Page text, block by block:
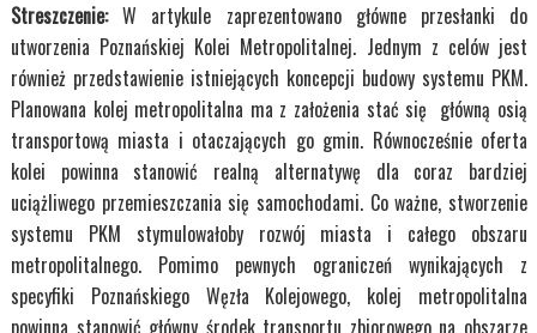
Streszczenie:W artykule zaprezentowano główne przesłanki do
utworzenia Poznańskiej Kolei Metropolitalnej. Jednym z celów jest
również przedstawienie istniejących koncepcji budowy systemu PKM.
Planowana kolej metropolitalna ma z założenia stać się główną osią
transportową miasta i otaczających go gmin. Równocześnie oferta
kolei powinna stanowić realną alternatywę dla coraz bardziej
uciążliwego przemieszczania się samochodami. Co ważne, stworzenie
systemu PKM stymulowałoby rozwój miasta i całego obszaru
metropolitalnego. Pomimo pewnych ograniczeń wynikających z
specyfiki Poznańskiego Węzła Kolejowego, kolej metropolitalna
powinna stanowić główny środek transportu zbiorowego na obszarze